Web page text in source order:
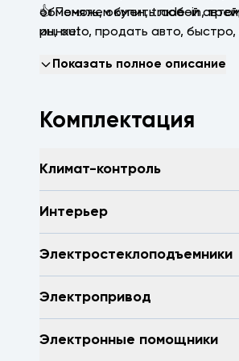
👍 Поможем купить любой
рынке!
обменять, обмен, trаdе-in,
ин, аutо, продать авто, быстро,
пробегсервис, селект, арконт,
Показать полное описание
Комплектация
Климат-контроль
Интерьер
Электростеклоподъемники
Электропривод
Электронные помощники